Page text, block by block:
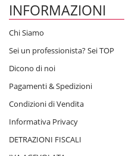
INFORMAZIONI
Chi Siamo
Sei un professionista? Sei TOP
Dicono di noi
Pagamenti & Spedizioni
Condizioni di Vendita
Informativa Privacy
DETRAZIONI FISCALI